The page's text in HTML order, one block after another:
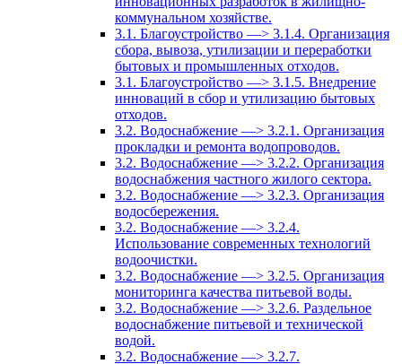
коммунальном хозяйстве.
3.1. Благоустройство —> 3.1.4. Организация
сбора, вывоза, утилизации и переработки
бытовых и промышленных отходов.
3.1. Благоустройство —> 3.1.5. Внедрение
инноваций в сбор и утилизацию бытовых
отходов.
3.2. Водоснабжение —> 3.2.1. Организация
прокладки и ремонта водопроводов.
3.2. Водоснабжение —> 3.2.2. Организация
водоснабжения частного жилого сектора.
3.2. Водоснабжение —> 3.2.3. Организация
водосбережения.
3.2. Водоснабжение —> 3.2.4.
Использование современных технологий
водоочистки.
3.2. Водоснабжение —> 3.2.5. Организация
мониторинга качества питьевой воды.
3.2. Водоснабжение —> 3.2.6. Раздельное
водоснабжение питьевой и технической
водой.
3.2. Водоснабжение —> 3.2.7.